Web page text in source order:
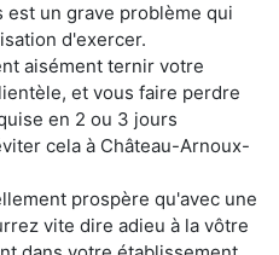
est un grave problème qui
d'exercer.
aisément ternir votre
et vous faire perdre
en 2 ou 3 jours
cela à Château-Arnoux-
prospère qu'avec une
vite dire adieu à la vôtre